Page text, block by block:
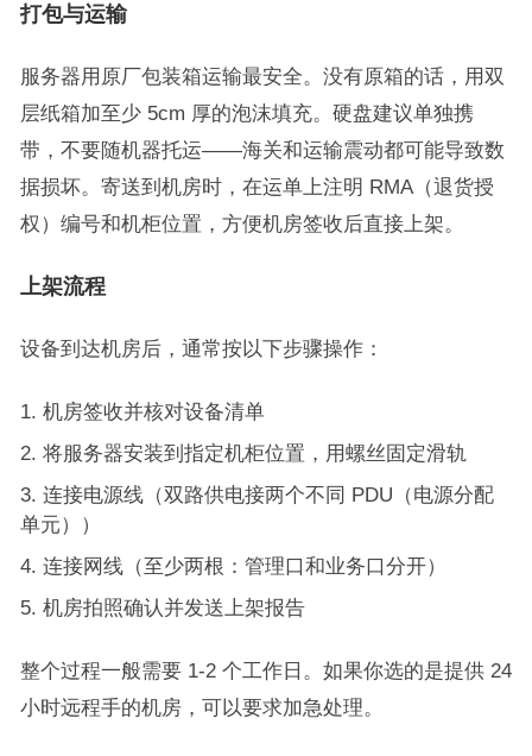
打包与运输
服务器用原厂包装箱运输最安全。没有原箱的话，用双
层纸箱加至少 5cm 厚的泡沫填充。硬盘建议单独携
带，不要随机器托运——海关和运输震动都可能导致数
据损坏。寄送到机房时，在运单上注明 RMA（退货授
权）编号和机柜位置，方便机房签收后直接上架。
上架流程
设备到达机房后，通常按以下步骤操作：
机房签收并核对设备清单
将服务器安装到指定机柜位置，用螺丝固定滑轨
连接电源线（双路供电接两个不同 PDU（电源分配
单元））
连接网线（至少两根：管理口和业务口分开）
机房拍照确认并发送上架报告
整个过程一般需要 1-2 个工作日。如果你选的是提供 24
小时远程手的机房，可以要求加急处理。